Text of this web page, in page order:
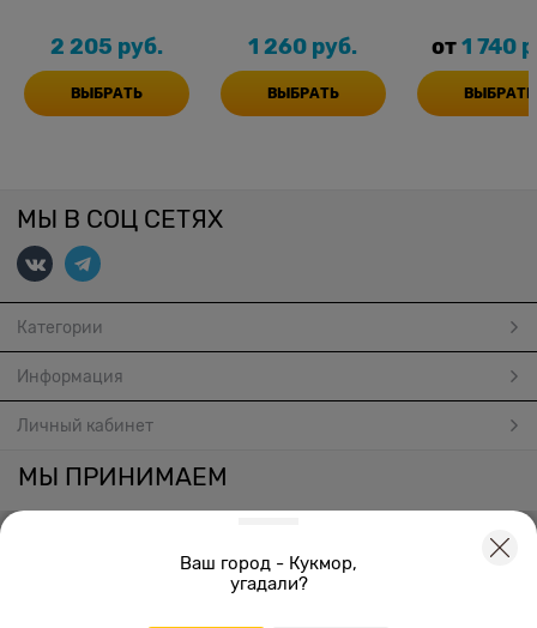
2 205 руб.
ВЫБРАТЬ
1 260 руб.
ВЫБРАТЬ
от1 740
ВЫБРАТЬ
МЫ В СОЦ СЕТЯХ
Категории
Информация
Личный кабинет
МЫ ПРИНИМАЕМ
© 2026
Ваш город - Кукмор,
угадали?